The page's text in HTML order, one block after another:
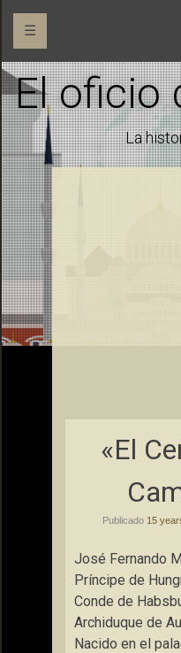
☰
El oficio
La
«El
Publicado 15
José Fernando
Príncipe de
Conde de
Archiduque de
Nacido en el